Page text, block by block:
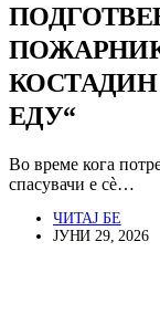
КОСТАДИН
ЕДУ“
Во време кога
спасувачи е сè…
ЧИТАЈ БЕ
ЈУНИ 29, 2026